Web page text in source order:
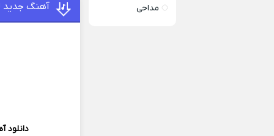
آهنگ جدید
دانلود
مداحی